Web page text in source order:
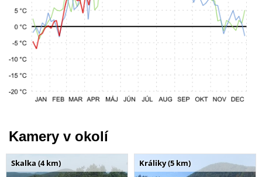
Kamery v okolí
Skalka (4 km) Králiky (5 km)